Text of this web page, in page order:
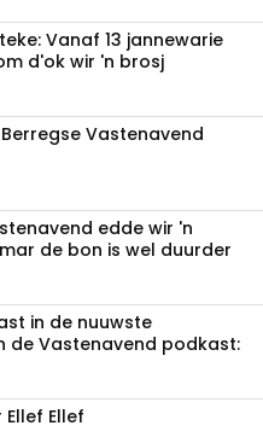
Vanaf 13 jannewarie
d'ok wir 'n brosj
Berregse Vastenavend
edde wir 'n
de bon is wel duurder
in de nuuwste
de Vastenavend podkast:
Ellef